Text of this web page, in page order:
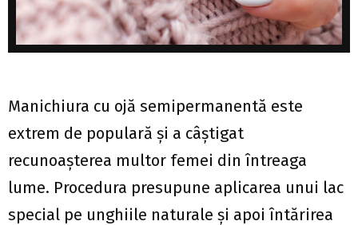
Manichiura cu ojă semipermanentă este
extrem de populară și a câștigat
recunoașterea multor femei din întreaga
lume. Procedura presupune aplicarea unui lac
special pe unghiile naturale și apoi întărirea